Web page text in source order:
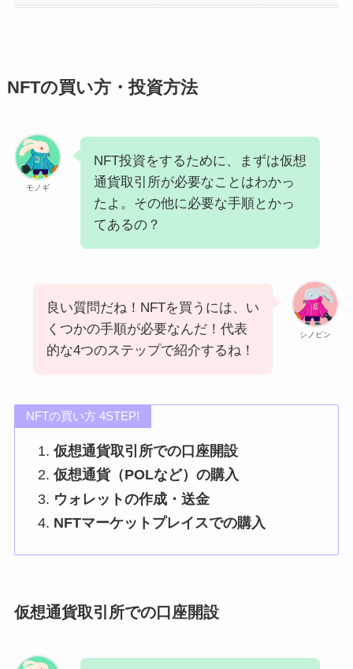
NFTの買い方・投資方法
モノギ
NFT投資をするために、まずは仮想
通貨取引所が必要なことはわかっ
たよ。その他に必要な手順とかっ
てあるの？
シノビン
良い質問だね！NFTを買うには、い
くつかの手順が必要なんだ！代表
的な4つのステップで紹介するね！
NFTの買い方 4STEP!
仮想通貨取引所での口座開設
仮想通貨（POLなど）の購入
ウォレットの作成・送金
NFTマーケットプレイスでの購入
仮想通貨取引所での口座開設